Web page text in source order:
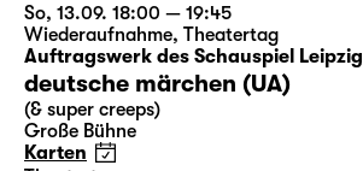
So, 13.09. 18:00 — 19:45
Wiederaufnahme, Theatertag
Auftragswerk des Schauspiel Leipzig
deutsche märchen (UA)
(& super creeps)
Große Bühne
Karten